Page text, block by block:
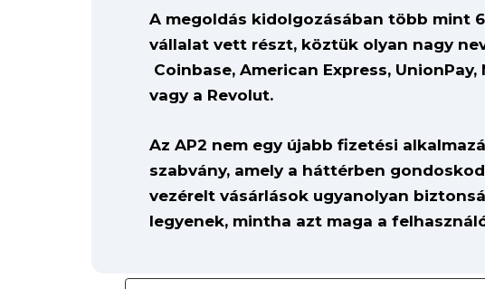
A megoldás kidolgozásában több mint
vállalat vett részt, köztük olyan nagy
Coinbase, American Express,
vagy a Revolut.
Az AP2 nem egy újabb fizetési
szabvány, amely a háttérben
vezérelt vásárlások ugyanolyan
legyenek, mintha azt maga a